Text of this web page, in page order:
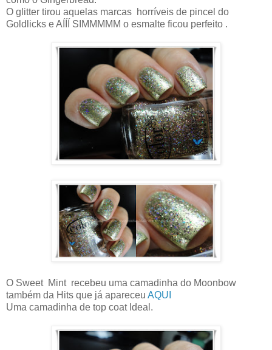
O glitter tirou aquelas marcas horríveis de pincel do
Goldlicks e AÍÍÍ SIMMMMM o esmalte ficou perfeito .
O Sweet Mint recebeu uma camadinha do Moonbow
também da Hits que já apareceu AQUI
Uma camadinha de top coat Ideal.